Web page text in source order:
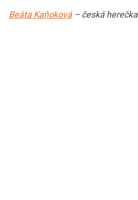
Beáta Kaňoková– česká herečka